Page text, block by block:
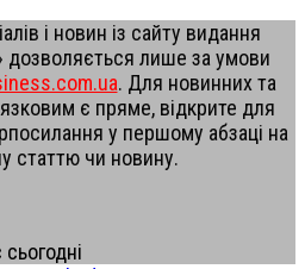
і новин із сайту видання
дозволяється лише за умови
. Для новинних та
є пряме, відкрите для
у першому абзаці на
статтю чи новину.